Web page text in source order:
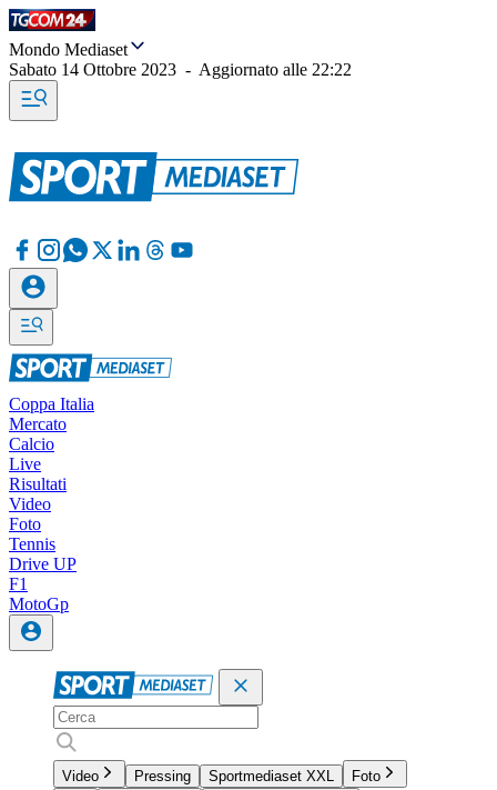
Mondo Mediaset
Sabato 14 Ottobre 2023 - Aggiornato alle 22:22
Coppa Italia
Mercato
Calcio
Live
Risultati
Video
Foto
Tennis
Drive UP
F1
MotoGp
Video Pressing Sportmediaset XXL
Foto